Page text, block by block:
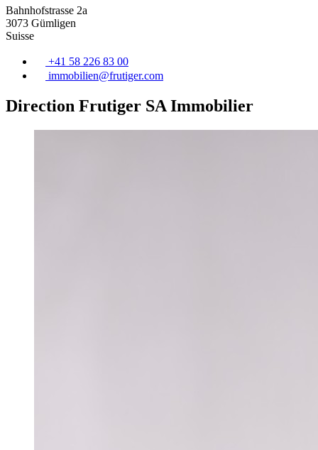
Bahnhofstrasse 2a
3073 Gümligen
Suisse
+41 58 226 83 00
immobilien@frutiger.com
Direction Frutiger SA Immobilier